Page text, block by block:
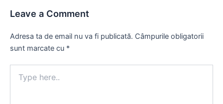
Leave a Comment
Adresa ta de email nu va fi publicată. Câmpurile obligatorii
sunt marcate cu *
here..